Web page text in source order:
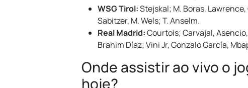
WSG Tirol:Stejskal; M. Boras,
Sabitzer, M. Wels; T. Anselm.
Real Madrid:Courtois; Carvajal,
Brahim Díaz; Vini Jr, Gonzalo García,
Onde assistir ao vivo o
hoje?